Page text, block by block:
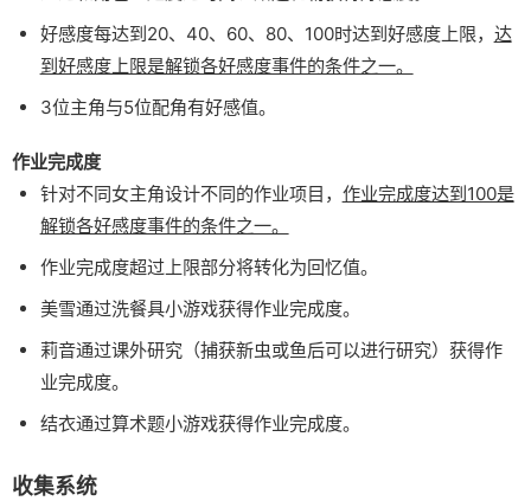
好感度每达到20、40、60、80、100时达到好感度上限， 达
到好感度上限是解锁各好感度事件的条件之一。
3位主角与5位配角有好感值。
作业完成度
针对不同女主角设计不同的作业项目， 作业完成度达到100是
解锁各好感度事件的条件之一。
作业完成度超过上限部分将转化为回忆值。
美雪通过洗餐具小游戏获得作业完成度。
莉音通过课外研究（捕获新虫或鱼后可以进行研究）获得作
业完成度。
结衣通过算术题小游戏获得作业完成度。
收集系统